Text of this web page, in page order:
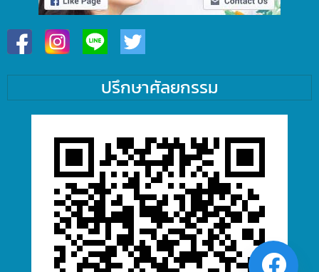
ปรึกษาศัลยกรรม